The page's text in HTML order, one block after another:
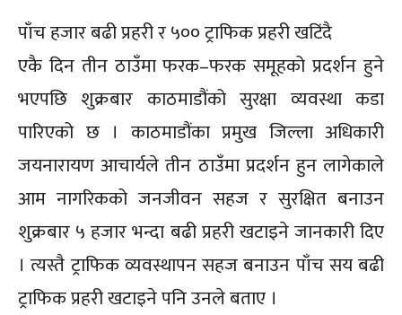
पाँच हजार बढी प्रहरी र ५०० ट्राफिक प्रहरी खटिंदै
एकै दिन तीन ठाउँमा फरक–फरक समूहको प्रदर्शन हुने
भएपछि शुक्रबार काठमाडौंको सुरक्षा व्यवस्था कडा
पारिएको छ । काठमाडौंका प्रमुख जिल्ला अधिकारी
जयनारायण आचार्यले तीन ठाउँमा प्रदर्शन हुन लागेकाले
आम नागरिकको जनजीवन सहज र सुरक्षित बनाउन
शुक्रबार ५ हजार भन्दा बढी प्रहरी खटाइने जानकारी दिए
। त्यस्तै ट्राफिक व्यवस्थापन सहज बनाउन पाँच सय बढी
ट्राफिक प्रहरी खटाइने पनि उनले बताए ।